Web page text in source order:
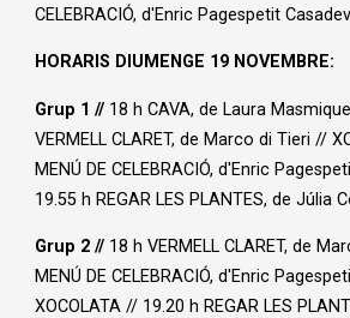
CELEBRACIÓ, d'Enric Pagespetit
HORARIS DIUMENGE 19 NOVEMBRE:
Grup 1 // 18 h CAVA, de Laura
VERMELL CLARET, de Marco di Tieri //
MENÚ DE CELEBRACIÓ, d'Enric
19.55 h REGAR LES PLANTES, de Júlia
Grup 2 // 18 h VERMELL CLARET, de
MENÚ DE CELEBRACIÓ, d'Enric
XOCOLATA // 19.20 h REGAR LES